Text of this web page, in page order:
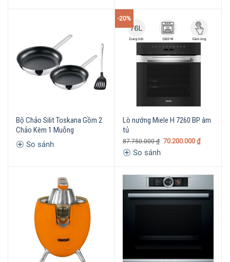
Bộ Chảo Silit Toskana Gồm 2
Chảo Kèm 1 Muỗng
So sánh
-20%
Lò nướng Miele H 7260 BP âm
tủ
87.750.000₫ 70.200.000 ₫
So sánh